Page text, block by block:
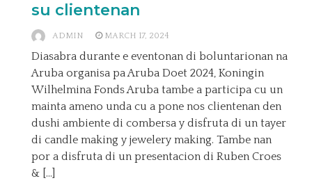
su clientenan
ADMIN MARCH 17, 2024
Diasabra durante e eventonan di boluntarionan na
Aruba organisa pa Aruba Doet 2024, Koningin
Wilhelmina Fonds Aruba tambe a participa cu un
mainta ameno unda cu a pone nos clientenan den
dushi ambiente di combersa y disfruta di un tayer
di candle making y jewelery making. Tambe nan
por a disfruta di un presentacion di Ruben Croes
& […]